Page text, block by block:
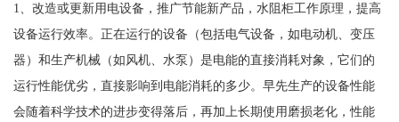
1、改造或更新用电设备，推广节能新产品，水阻柜工作原理，提高
设备运行效率。正在运行的设备（包括电气设备，如电动机、变压
器）和生产机械（如风机、水泵）是电能的直接消耗对象，它们的
运行性能优劣，直接影响到电能消耗的多少。早先生产的设备性能
会随着科学技术的进步变得落后，再加上长期使用磨损老化，性能